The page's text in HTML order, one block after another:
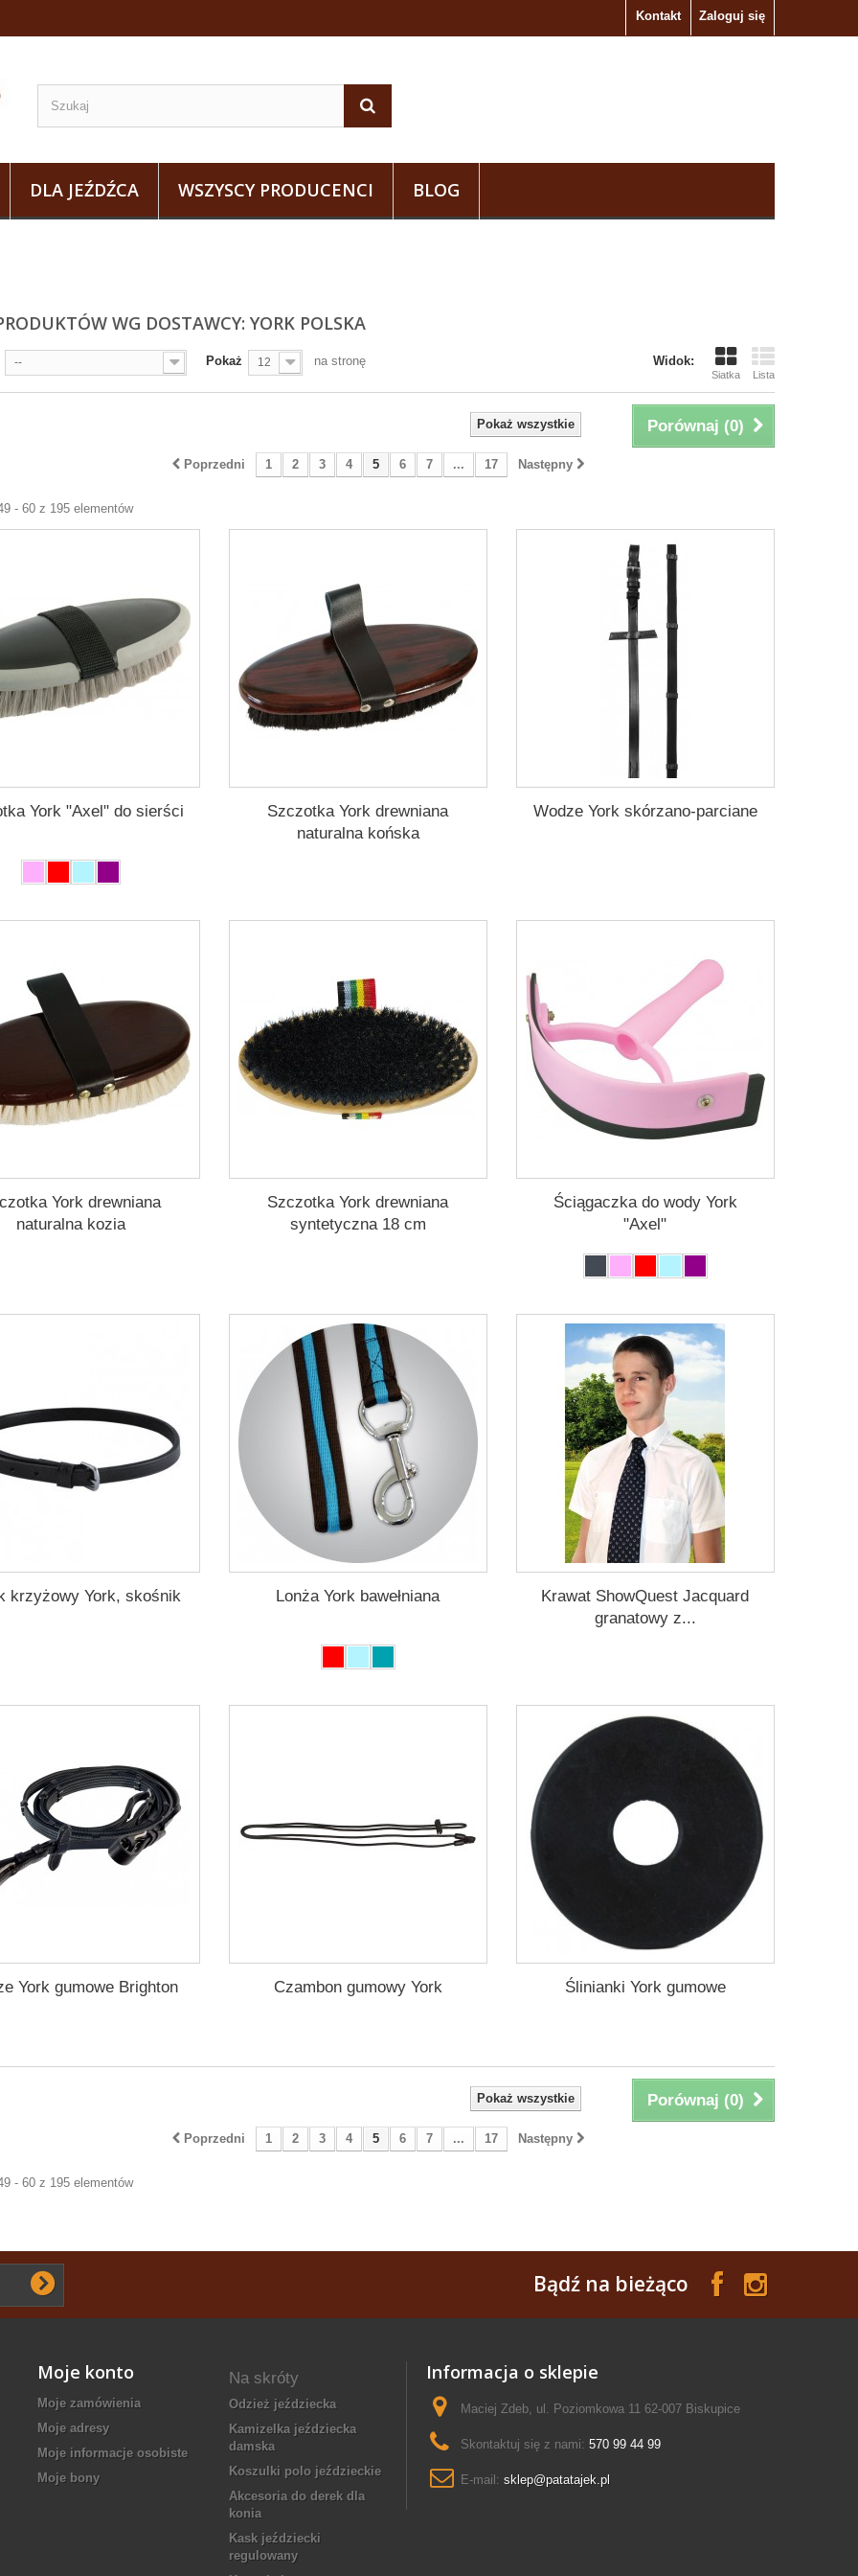
Zaloguj się
Kontakt
DLA JEŹDŹCA WSZYSCY PRODUCENCI BLOG
WG DOSTAWCY: YORK POLSKA
Widok:
Siatka Lista
-- Pokaż 12 na stronę
Porównaj (0)
Pokaż wszystkie
Poprzedni 1 2 3 4 5 6 7 ... 17 Następny
- 60 z 195 elementów
York "Axel" do sierści
Szczotka York drewniana
naturalna końska
Wodze York skórzano-parciane
York drewniana
naturalna kozia
Szczotka York drewniana
syntetyczna 18 cm
Ściągaczka do wody York
"Axel"
krzyżowy York, skośnik Lonża York bawełniana
Krawat ShowQuest Jacquard
granatowy z...
York gumowe Brighton Czambon gumowy York Ślinianki York gumowe
Porównaj (0)
Pokaż wszystkie
Poprzedni 1 2 3 4 5 6 7 ... 17 Następny
- 60 z 195 elementów
Bądź na bieżąco
Moje konto
Moje zamówienia
Moje adresy
Moje informacje osobiste
Moje bony
Na skróty
odzież jeździecka
kamizelka jeździecka
damska
koszulki polo jeździeckie
Akcesoria do derek dla
konia
kask jeździecki
regulowany
Informacja o sklepie
Maciej Zdeb, ul. Poziomkowa 11 62-007 Biskupice
Skontaktuj się z nami: 570 99 44 99
E-mail: sklep@patatajek.pl